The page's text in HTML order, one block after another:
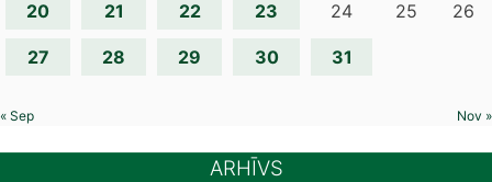
20 21 22 23 24 25 26
27 28 29 30 31
« Sep Nov »
ARHĪVS